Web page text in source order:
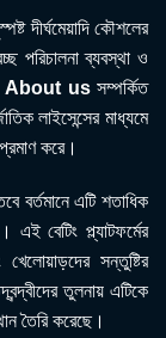
দীর্ঘমেয়াদি কৌশলের
পরিচালনা ব্যবস্থা ও
About usসম্পর্কিত
লাইসেন্সের মাধ্যমে
করে।
বর্তমানে এটি শতাধিক
বেটিং প্ল্যাটফর্মের
সন্তুষ্টির
তুলনায় এটিকে
তৈরি করেছে।